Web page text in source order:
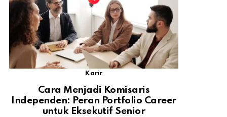
Karir
Cara Menjadi Komisaris
Independen: Peran Portfolio Career
untuk Eksekutif Senior